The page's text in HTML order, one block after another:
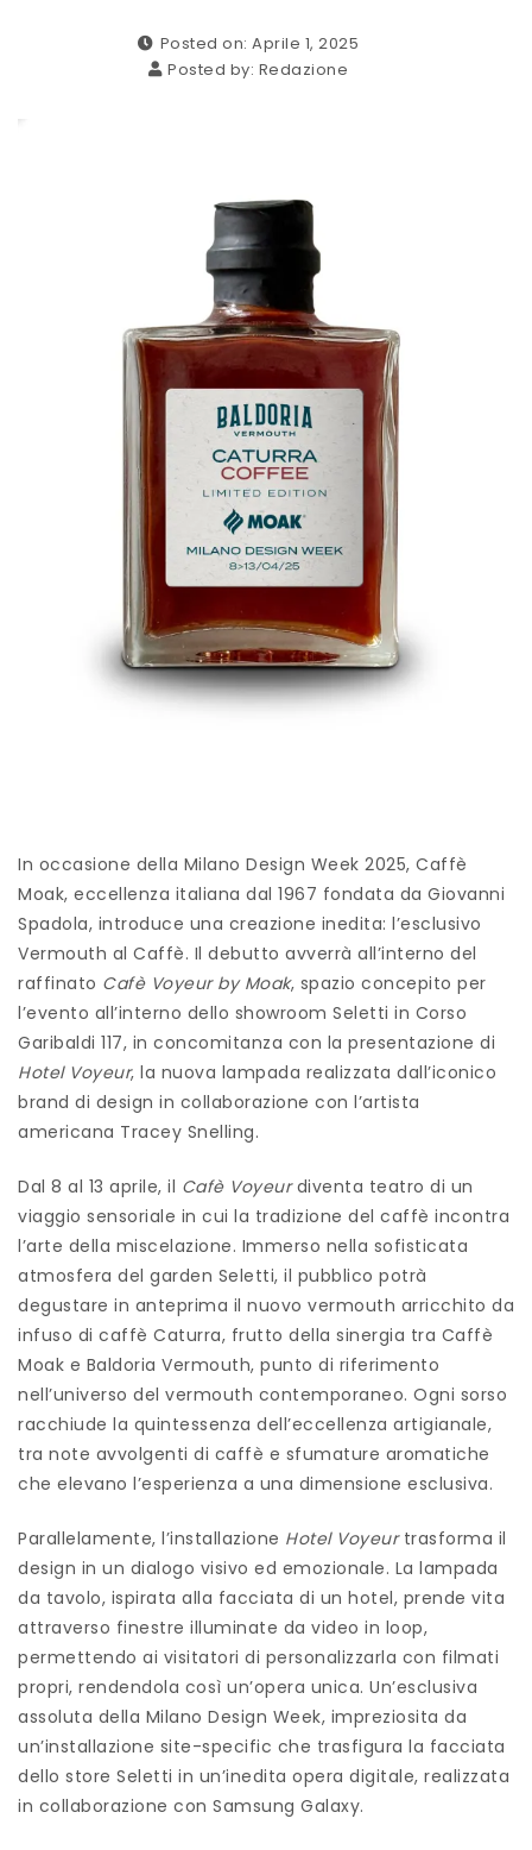
Posted on: Aprile 1, 2025
Posted by: Redazione
In occasione della Milano Design Week 2025, Caffè
Moak, eccellenza italiana dal 1967 fondata da Giovanni
Spadola, introduce una creazione inedita: l’esclusivo
Vermouth al Caffè. Il debutto avverrà all’interno del
raffinato Cafè Voyeur by Moak, spazio concepito per
l’evento all’interno dello showroom Seletti in Corso
Garibaldi 117, in concomitanza con la presentazione di
Hotel Voyeur, la nuova lampada realizzata dall’iconico
brand di design in collaborazione con l’artista
americana Tracey Snelling.
Dal 8 al 13 aprile, il Cafè Voyeurdiventa teatro di un
viaggio sensoriale in cui la tradizione del caffè incontra
l’arte della miscelazione. Immerso nella sofisticata
atmosfera del garden Seletti, il pubblico potrà
degustare in anteprima il nuovo vermouth arricchito da
infuso di caffè Caturra, frutto della sinergia tra Caffè
Moak e Baldoria Vermouth, punto di riferimento
nell’universo del vermouth contemporaneo. Ogni sorso
racchiude la quintessenza dell’eccellenza artigianale,
tra note avvolgenti di caffè e sfumature aromatiche
che elevano l’esperienza a una dimensione esclusiva.
Parallelamente, l’installazione Hotel Voyeurtrasforma il
design in un dialogo visivo ed emozionale. La lampada
da tavolo, ispirata alla facciata di un hotel, prende vita
attraverso finestre illuminate da video in loop,
permettendo ai visitatori di personalizzarla con filmati
propri, rendendola così un’opera unica. Un’esclusiva
assoluta della Milano Design Week, impreziosita da
un’installazione site-specific che trasfigura la facciata
dello store Seletti in un’inedita opera digitale, realizzata
in collaborazione con Samsung Galaxy.